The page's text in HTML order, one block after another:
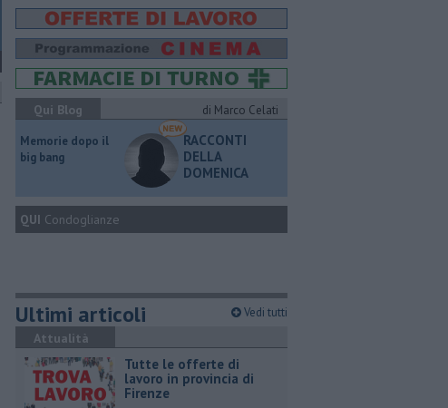
Qui Blog
di Marco Celati
Memorie dopo il
big bang
RACCONTI
DELLA
DOMENICA
QUI Condoglianze
Ultimi articoli Vedi tutti
Attualità
​Tutte le offerte di
lavoro in provincia di
Firenze